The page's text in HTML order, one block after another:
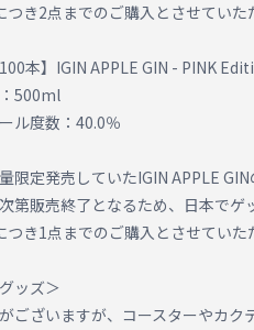
き2点までのご購入とさせていた
本】IGIN APPLE GIN - PINK
500ml
ル度数：40.0％
限定発売していたIGIN APPLE
第販売終了となるため、日本でゲ
き1点までのご購入とさせていた
ッズ＞
ございますが、コースターやカ